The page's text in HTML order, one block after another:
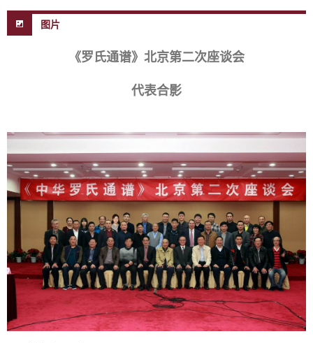
图片
《罗氏通谱》北京第二次座谈会
代表合影